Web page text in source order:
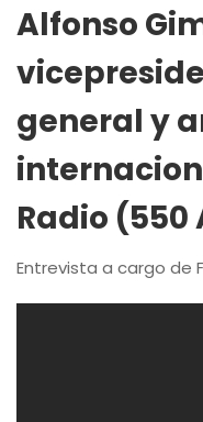
Alfonso
general y
Radio (550
Entrevista a cargo de